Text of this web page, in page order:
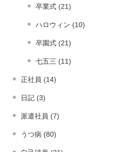
卒業式 (21)
ハロウィン (10)
卒園式 (21)
七五三 (11)
正社員 (14)
日記 (3)
派遣社員 (7)
うつ病 (80)